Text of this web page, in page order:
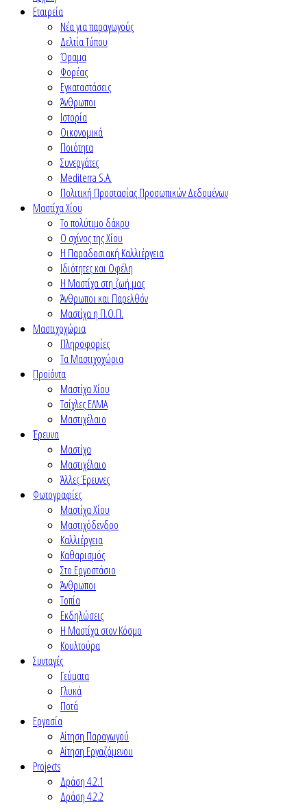
Εταιρεία
Νέα για παραγωγούς
Δελτία Τύπου
Όραμα
Φορέας
Εγκαταστάσεις
Άνθρωποι
Ιστορία
Οικονομικά
Ποιότητα
Συνεργάτες
Mediterra S.A.
Πολιτική Προστασίας Προσωπικών Δεδομένων
Μαστίχα Χίου
Το πολύτιμο δάκρυ
Ο σχίνος της Χίου
Η Παραδοσιακή Καλλιέργεια
Ιδιότητες και Οφέλη
Η Μαστίχα στη ζωή μας
Άνθρωποι και Παρελθόν
Μαστίχα η Π.Ο.Π.
Μαστιχοχώρια
Πληροφορίες
Τα Μαστιχοχώρια
Προϊόντα
Μαστίχα Χίου
Τσίχλες ΕΛΜΑ
Μαστιχέλαιο
Έρευνα
Μαστίχα
Μαστιχέλαιο
Άλλες Έρευνες
Φωτογραφίες
Μαστίχα Χίου
Μαστιχόδενδρο
Καλλιέργεια
Καθαρισμός
Στο Εργοστάσιο
Άνθρωποι
Τοπία
Εκδηλώσεις
Η Μαστίχα στον Κόσμο
Κουλτούρα
Συνταγές
Γεύματα
Γλυκά
Ποτά
Εργασία
Αίτηση Παραγωγού
Αίτηση Εργαζόμενου
Projects
Δράση 4.2.1
Δράση 4.2.2